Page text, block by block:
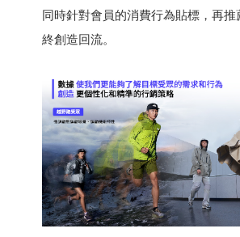
同時針對會員的消費行為貼標，再
終創造回流。